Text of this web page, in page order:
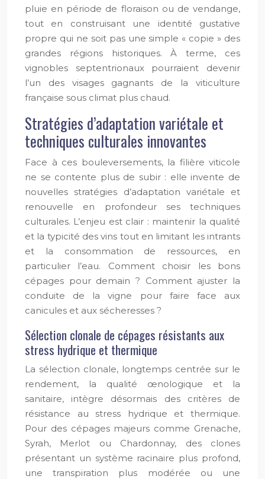
pluie en période de floraison ou de vendange,
tout en construisant une identité gustative
propre qui ne soit pas une simple « copie » des
grandes régions historiques. À terme, ces
vignobles septentrionaux pourraient devenir
l’un des visages gagnants de la viticulture
française sous climat plus chaud.
Stratégies d’adaptation variétale et
techniques culturales innovantes
Face à ces bouleversements, la filière viticole
ne se contente plus de subir : elle invente de
nouvelles stratégies d’adaptation variétale et
renouvelle en profondeur ses techniques
culturales. L’enjeu est clair : maintenir la qualité
et la typicité des vins tout en limitant les intrants
et la consommation de ressources, en
particulier l’eau. Comment choisir les bons
cépages pour demain ? Comment ajuster la
conduite de la vigne pour faire face aux
canicules et aux sécheresses ?
Sélection clonale de cépages résistants aux
stress hydrique et thermique
La sélection clonale, longtemps centrée sur le
rendement, la qualité œnologique et la
sanitaire, intègre désormais des critères de
résistance au stress hydrique et thermique.
Pour des cépages majeurs comme Grenache,
Syrah, Merlot ou Chardonnay, des clones
présentant un système racinaire plus profond,
une transpiration plus modérée ou une